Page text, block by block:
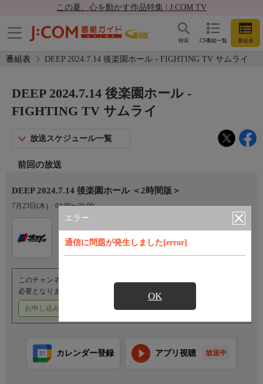
この夏、心を動かす作品特集 | J:COM TV
CS番組一覧 番組表
検索
番組表 DEEP 2024.7.14 後楽園ホール - FIGHTING TV サムライ
エラー
通信に問題が発生しました[error]
OK
DEEP 2024.7.14 後楽園ホール -
FIGHTING TV サムライ
放送スケジュール一覧
前回の放送
DEEP 2024.7.14 後楽園ホール ＜2時間版＞
7月23日(木) 04:00〜06:00
このチャンネルのご視聴には、オプションチャンネル(有料)のご契約が
必要となります。
お申し込みはこちら ご利用料金はこちら
カレンダー登録 アプリ視聴 放送中